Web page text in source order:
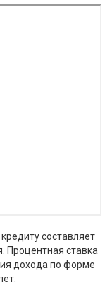
составляет
Процентная ставка
дохода по форме